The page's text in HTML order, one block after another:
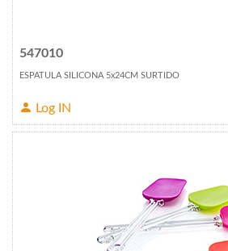
547010
ESPATULA SILICONA 5x24CM SURTIDO
Log IN